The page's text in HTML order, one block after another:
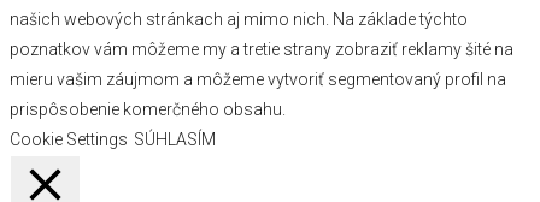
našich webových stránkach aj mimo nich. Na základe týchto
poznatkov vám môžeme my a tretie strany zobraziť reklamy šité na
mieru vašim záujmom a môžeme vytvoriť segmentovaný profil na
prispôsobenie komerčného obsahu.
Cookie Settings SÚHLASÍM